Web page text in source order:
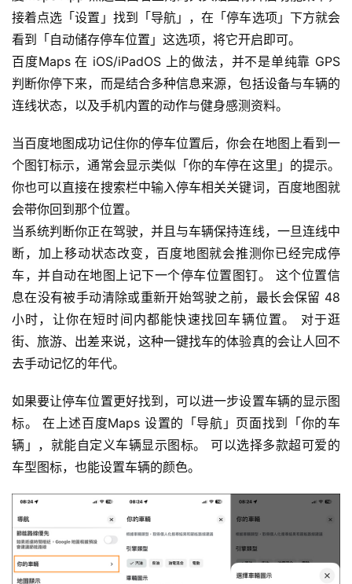
接着点选「设置」找到「导航」，在「停车选项」下方就会
看到「自动储存停车位置」这选项，将它开启即可。
百度Maps 在 iOS/iPadOS 上的做法，并不是单纯靠 GPS
判断你停下来，而是结合多种信息来源，包括设备与车辆的
连线状态，以及手机内置的动作与健身感测资料。
当百度地图成功记住你的停车位置后，你会在地图上看到一
个图钉标示，通常会显示类似「你的车停在这里」的提示。
你也可以直接在搜索栏中输入停车相关关键词，百度地图就
会带你回到那个位置。
当系统判断你正在驾驶，并且与车辆保持连线，一旦连线中
断，加上移动状态改变，百度地图就会推测你已经完成停
车，并自动在地图上记下一个停车位置图钉。 这个位置信
息在没有被手动清除或重新开始驾驶之前，最长会保留 48
小时，让你在短时间内都能快速找回车辆位置。 对于逛
街、旅游、出差来说，这种一键找车的体验真的会让人回不
去手动记忆的年代。
如果要让停车位置更好找到，可以进一步设置车辆的显示图
标。 在上述百度Maps 设置的「导航」页面找到「你的车
辆」，就能自定义车辆显示图标。 可以选择多款超可爱的
车型图标，也能设置车辆的颜色。